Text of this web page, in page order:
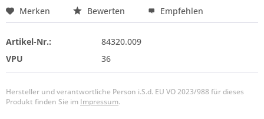
Merken Bewerten Empfehlen
Artikel-Nr.:
84320.009
VPU
36
Hersteller und verantwortliche Person i.S.d. EU VO 2023/988 für dieses
Produkt finden Sie im Impressum.